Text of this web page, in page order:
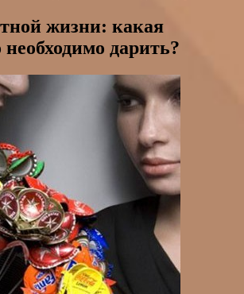
жизни: какая
необходимо дарить?